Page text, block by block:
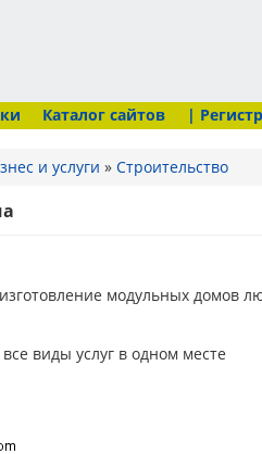
Каталог сайтов
|
и услуги »Строительство
модульных домов
виды услуг в одном месте